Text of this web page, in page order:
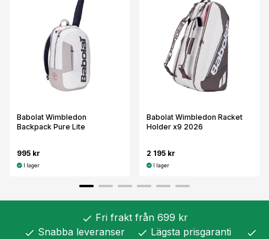
Babolat Wimbledon
Backpack Pure Lite
995 kr
I lager
Babolat Wimbledon Racket
Holder x9 2026
2 195 kr
I lager
check Fri frakt från 699 kr
check Snabba leveranser check Lägsta prisgaranti check